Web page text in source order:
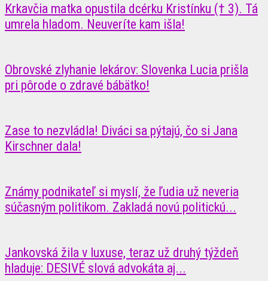
Krkavčia matka opustila dcérku Kristínku († 3). Tá
umrela hladom. Neuveríte kam išla!
Obrovské zlyhanie lekárov: Slovenka Lucia prišla
pri pôrode o zdravé bábätko!
Zase to nezvládla! Diváci sa pýtajú, čo si Jana
Kirschner dala!
Známy podnikateľ si myslí, že ľudia už neveria
súčasným politikom. Zakladá novú politickú...
Jankovská žila v luxuse, teraz už druhý týždeň
hladuje: DESIVÉ slová advokáta aj...